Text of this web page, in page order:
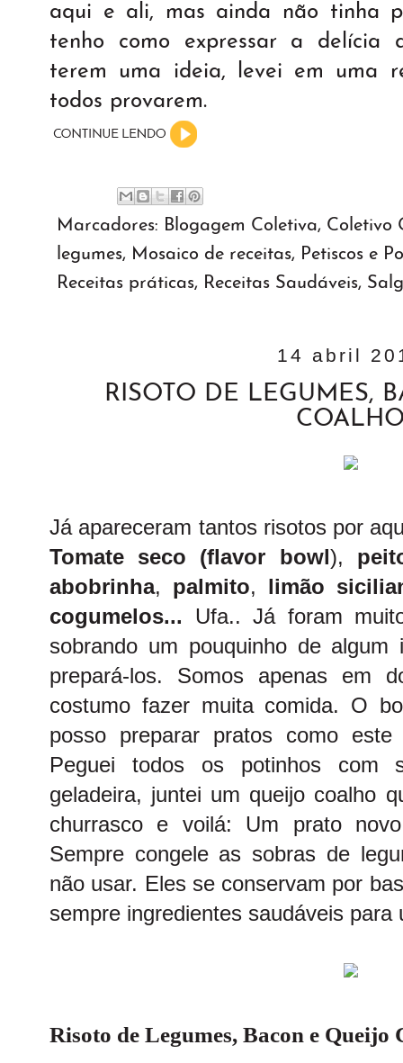
aqui e ali, mas ainda não tinha
tenho como expressar a delícia
terem uma ideia, levei em uma
todos provarem.
Marcadores: Blogagem Coletiva, Coletivo
legumes, Mosaico de receitas, Petiscos e
Receitas práticas, Receitas Saudáveis,
14 abril
RISOTO DE LEGUMES,
Já apareceram tantos risotos por
Tomate seco (flavor bowl),
abobrinha, palmito, limão
cogumelos... Ufa.. Já foram
sobrando um pouquinho de algum
prepará-los. Somos apenas em
costumo fazer muita comida. O
posso preparar pratos como
Peguei todos os potinhos com
geladeira, juntei um queijo coalho
churrasco e voilá: Um prato
Sempre congele as sobras de
não usar. Eles se conservam por
sempre ingredientes saudáveis para
Risoto de Legumes, Bacon e Queijo